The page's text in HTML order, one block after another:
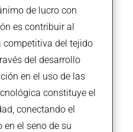
de lucro con
es contribuir al
competitiva del tejido
del desarrollo
en el uso de las
constituye el
conectando el
el seno de su